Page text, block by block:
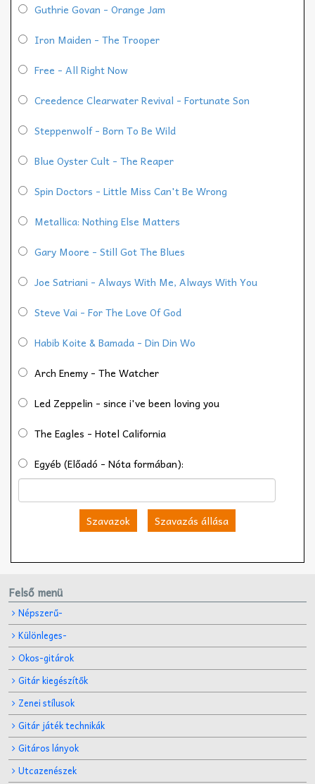
Guthrie Govan - Orange Jam
Iron Maiden - The Trooper
Free - All Right Now
Creedence Clearwater Revival - Fortunate Son
Steppenwolf - Born To Be Wild
Blue Oyster Cult - The Reaper
Spin Doctors - Little Miss Can't Be Wrong
Metallica: Nothing Else Matters
Gary Moore - Still Got The Blues
Joe Satriani - Always With Me, Always With You
Steve Vai - For The Love Of God
Habib Koite & Bamada - Din Din Wo
Arch Enemy - The Watcher
Led Zeppelin - since i've been loving you
The Eagles - Hotel California
Egyéb (Előadó - Nóta formában):
Szavazok Szavazás állása
Felső menü
Népszerű-
Különleges-
Okos-gitárok
Gitár kiegészítők
Zenei stílusok
Gitár játék technikák
Gitáros lányok
Utcazenészek